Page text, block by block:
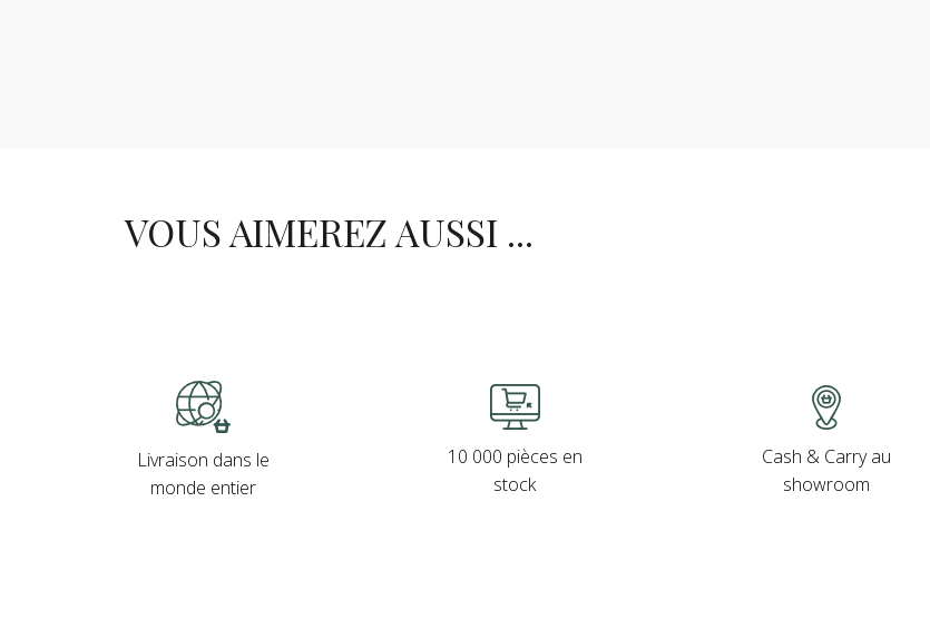
VOUS AIMEREZ AUSSI ...
Livraison dans le
monde entier
10 000 pièces en
stock
Cash & Carry au
showroom